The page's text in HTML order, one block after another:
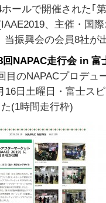
ールで開催された｢
、主催・国
当振興会の会員8社が
回NAPAC走行会 in 富
目のNAPACプロデュ
16日土曜日・富士ス
(1時間走行枠)